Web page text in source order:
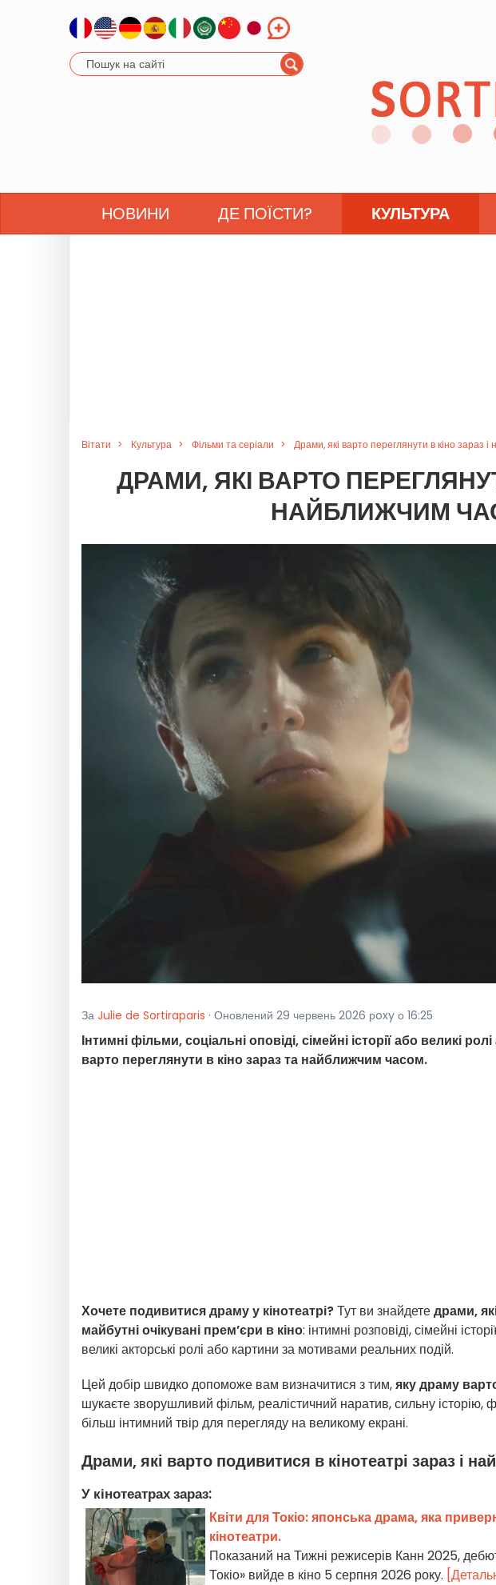
НОВИНИ ДЕ ПОЇСТИ? КУЛЬТУРА
Вітати Культура Фільми та серіали Драми, які варто переглянути в кіно зараз
ДРАМИ, ЯКІ ВАРТО
НАЙБЛИЖЧИМ
За Julie de Sortiraparis · Оновлений 29 червень 2026 рoxy о 16:25
Інтимні фільми, соціальні оповіді, сімейні історії або великі
варто переглянути в кіно зараз та найближчим часом.
Хочете подивитися драму у кінотеатрі?Тут ви знайдетедрами,
майбутні очікувані прем’єри в кіно: інтимні розповіді, сімейні
великі акторські ролі або картини за мотивами реальних подій.
Цей добір швидко допоможе вам визначитися з тим,яку драму
шукаєте зворушливий фільм, реалістичний наратив, сильну історію,
більш інтимний твір для перегляду на великому екрані.
Драми, які варто подивитися в кінотеатрі зараз і
У кінотеатрах зараз:
Квіти для Токіо: японська драма, яка
кінотеатри.
Показаний на Тижні режисерів Канн 2025,
Токіо» вийде в кіно 5 серпня 2026 року.